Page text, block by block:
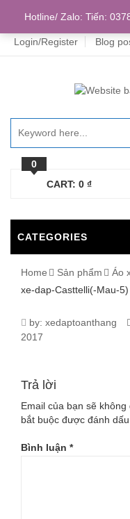
Login/Register Blog
0
CART: 0 ₫
CATEGORIES
Home Sản phẩm Áo
xe-dap-Casttelli(-Mau-5)
1037_AO-
DAP-
CASTTELLI(-
by: xedaptoanthang
2017
Trả lời
Email của bạn sẽ
bắt buộc được đánh dấu
Bình luận *
Hotline/ Zalo: Tiến: